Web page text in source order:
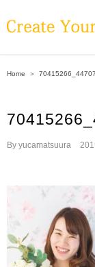
to
Home ＞
By yucamatsuura